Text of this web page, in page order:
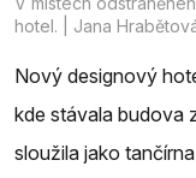
hotel. | Jana
Nový designový
kde stávala budova
sloužila jako